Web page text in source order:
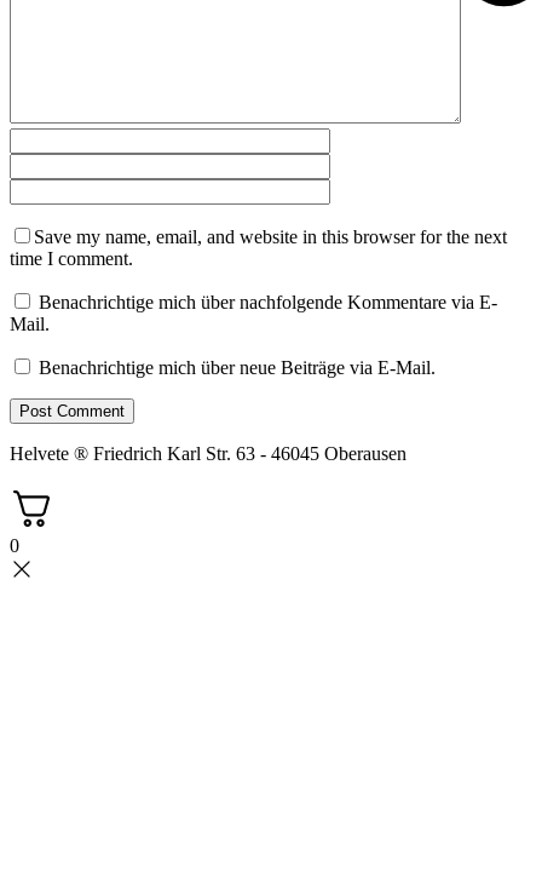
Save my name, email, and website in this browser for the next
time I comment.
Benachrichtige mich über nachfolgende Kommentare via E-
Mail.
Benachrichtige mich über neue Beiträge via E-Mail.
Helvete ® Friedrich Karl Str. 63 - 46045 Oberausen
0